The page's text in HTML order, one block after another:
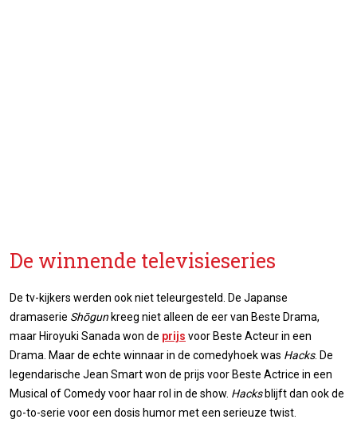
De winnende televisieseries
De tv-kijkers werden ook niet teleurgesteld. De Japanse
dramaserie Shōgunkreeg niet alleen de eer van Beste Drama,
maar Hiroyuki Sanada won de prijs voor Beste Acteur in een
Drama. Maar de echte winnaar in de comedyhoek was Hacks. De
legendarische Jean Smart won de prijs voor Beste Actrice in een
Musical of Comedy voor haar rol in de show. Hacksblijft dan ook de
go-to-serie voor een dosis humor met een serieuze twist.